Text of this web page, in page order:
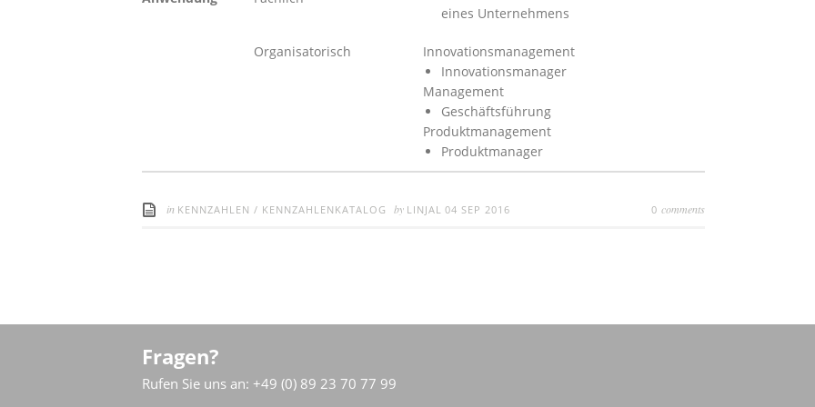
eines Unternehmens
Organisatorisch
Innovationsmanagement
Innovationsmanager
Management
Geschäftsführung
Produktmanagement
Produktmanager
in KENNZAHLEN / KENNZAHLENKATALOG by LINJAL 04 SEP 2016 0comments
Fragen?
Rufen Sie uns an: +49 (0) 89 23 70 77 99